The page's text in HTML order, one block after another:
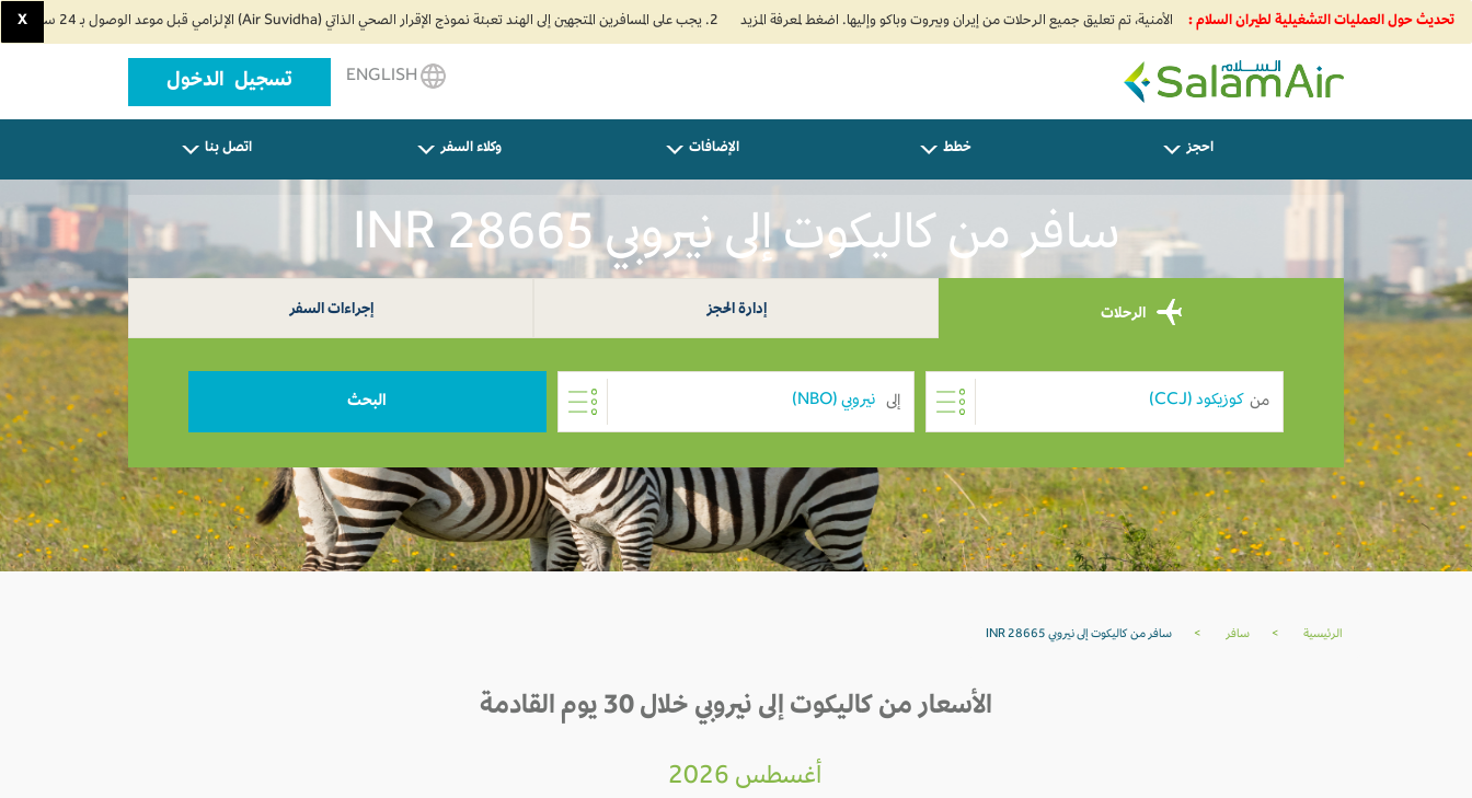
تحديث حول العمليات التشغيلية لطيران السلام : 2. يجب على المسافرين المتجهين إلى الهند تعبئة نموذج الإقرار الصحي الذاتي (Air Suvidha) الإلزامي قبل موعد الوصول بـ 24 ساعة على الأقل. اضغط هنا للدخول إلى بوابة Air Suvidha. X
SalamAir
تسجيل الدخول
احجز خطط الإضافات وكلاء السفر اتصل بنا
سافر من كاليكوت إلى نيروبي INR 28665
الرحلات إدارة الحجز إجراءات السفر
من إلى البحث
الرئيسية > سافر > سافر من كاليكوت إلى نيروبي INR 28665
الأسعار من كاليكوت إلى نيروبي خلال 30 يوم القادمة
أغسطس 2026